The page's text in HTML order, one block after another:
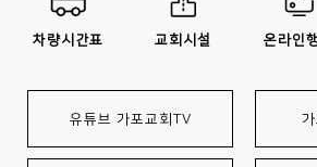
차량시간표 교회시설 온라인
유튜브 가포교회TV